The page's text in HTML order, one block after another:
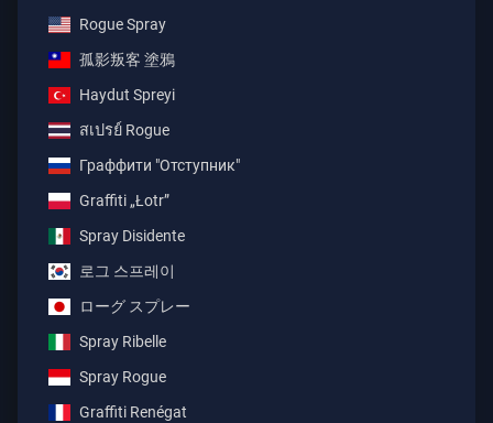
Rogue Spray
孤影叛客 塗鴉
Haydut Spreyi
สเปรย์ Rogue
Граффити "Отступник"
Graffiti „Łotr”
Spray Disidente
로그 스프레이
ローグ スプレー
Spray Ribelle
Spray Rogue
Graffiti Renégat